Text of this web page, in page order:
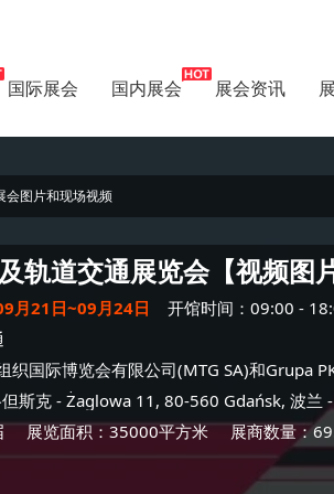
国际展会 国内展会 展会资讯
会图片和现场视频
轨道交通展览会【视频图片
月21日~09月24日
开馆时间：09:00 -
织国际博览会有限公司(MTG SA)和Grupa
斯克 - Żaglowa 11, 80-560 Gdańsk, 波兰 -
展览面积：35000平方米 展商数量：